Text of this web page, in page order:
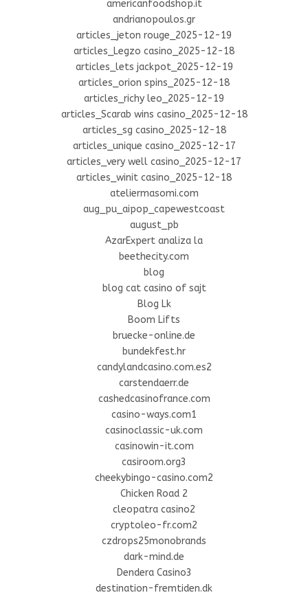
americanfoodshop.it
andrianopoulos.gr
articles_jeton rouge_2025-12-19
articles_Legzo casino_2025-12-18
articles_lets jackpot_2025-12-19
articles_orion spins_2025-12-18
articles_richy leo_2025-12-19
articles_Scarab wins casino_2025-12-18
articles_sg casino_2025-12-18
articles_unique casino_2025-12-17
articles_very well casino_2025-12-17
articles_winit casino_2025-12-18
ateliermasomi.com
aug_pu_aipop_capewestcoast
august_pb
AzarExpert analiza la
beethecity.com
blog
blog cat casino of sajt
Blog Lk
Boom Lifts
bruecke-online.de
bundekfest.hr
candylandcasino.com.es2
carstendaerr.de
cashedcasinofrance.com
casino-ways.com1
casinoclassic-uk.com
casinowin-it.com
casiroom.org3
cheekybingo-casino.com2
Chicken Road 2
cleopatra casino2
cryptoleo-fr.com2
czdrops25monobrands
dark-mind.de
Dendera Casino3
destination-fremtiden.dk